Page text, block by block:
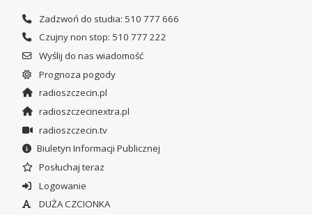
Zadzwoń do studia: 510 777 666
Czujny non stop: 510 777 222
Wyślij do nas wiadomość
Prognoza pogody
radioszczecin.pl
radioszczecinextra.pl
radioszczecin.tv
Biuletyn Informacji Publicznej
Posłuchaj teraz
Logowanie
DUŻA CZCIONKA